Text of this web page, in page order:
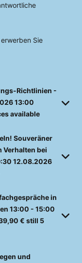
Sie
Richtlinien -
13:00
available
Souveräner
Verhalten bei
12.08.2026
in
13:00 - 15:00
€ still 5
und